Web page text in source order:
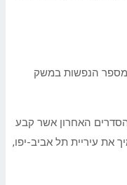
העדר בעלות על דירה; תושבי העיר; עמידה במבחן הכנסה (עד למשתכרים מהעשירון ה-7, ובהתאמה למספר הנפשות במשק
האחרון אשר קבע
את עיריית תל אביב-יפו,